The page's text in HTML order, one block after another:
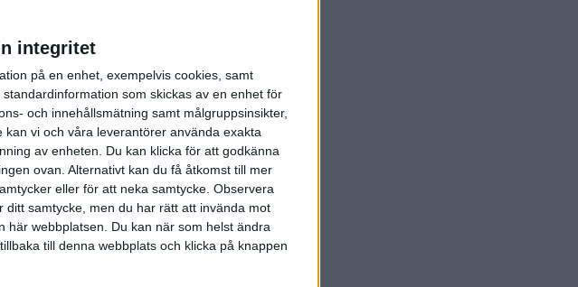
integritet
på en enhet, exempelvis cookies, samt
som skickas av en enhet för
och innehållsmätning samt målgruppsinsikter,
kan vi och våra leverantörer använda exakta
av enheten. Du kan klicka för att godkänna
ovan. Alternativt kan du få åtkomst till mer
eller för att neka samtycke. Observera
samtycke, men du har rätt att invända mot
här webbplatsen. Du kan när som helst ändra
till denna webbplats och klicka på knappen
M. Dec
(ass.U. Lombardi,A. Kuzma) 4:00